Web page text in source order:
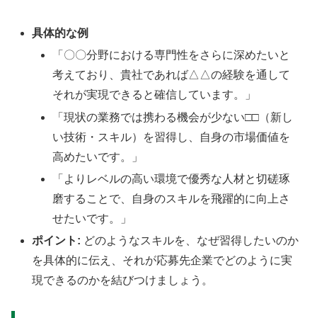
具体的な例
「〇〇分野における専門性をさらに深めたいと
考えており、貴社であれば△△の経験を通して
それが実現できると確信しています。」
「現状の業務では携わる機会が少ない□□（新し
い技術・スキル）を習得し、自身の市場価値を
高めたいです。」
「よりレベルの高い環境で優秀な人材と切磋琢
磨することで、自身のスキルを飛躍的に向上さ
せたいです。」
ポイント: どのようなスキルを、なぜ習得したいのか
を具体的に伝え、それが応募先企業でどのように実
現できるのかを結びつけましょう。